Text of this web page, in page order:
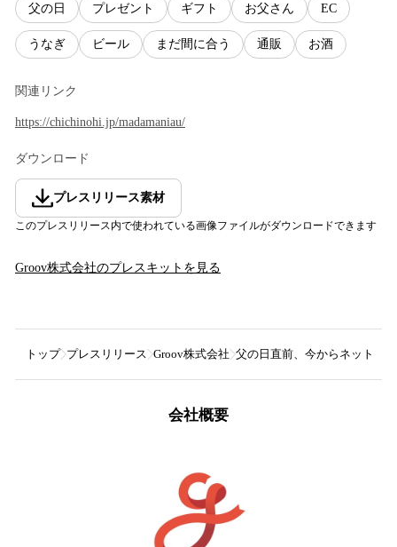
父の日 プレゼント ギフト お父さん EC
うなぎ ビール まだ間に合う 通販 お酒
関連リンク
https://chichinohi.jp/madamaniau/
ダウンロード
プレスリリース素材
このプレスリリース内で使われている画像ファイルがダウンロードできます
Groov株式会社のプレスキットを見る
トップ プレスリリース Groov株式会社 父の日直前、今からネット通
会社概要